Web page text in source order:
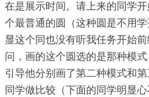
在是展示时间。请上来的同学
个最普通的圆（这种圆是不用
显这个同也没有听我任务开始
问，画的这个圆选的是那种模
引导他分别画了第二种模式和
同学做比较（下面的同学明显